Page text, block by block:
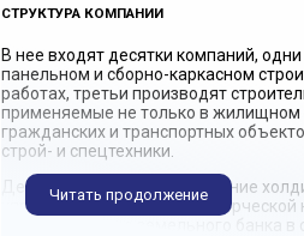
СТРУКТУРА КОМПАНИИ
В нее входят десятки компаний,
панельном и сборно-каркасном
работах, третьи производят
применяемые не только в жилищном
гражданских и транспортных
строй- и спецтехники.
Девелоперское подразделение
управлением жилой и
самого крупного земельного банка
Читать продолжение